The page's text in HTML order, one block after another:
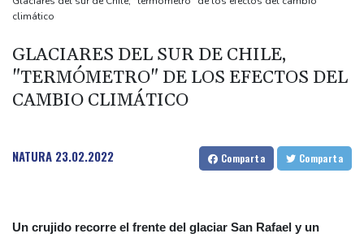
Arabia Saudita, Pakistán y Turquía firman un pacto de defensa
México y Perú restablecen sus relaciones diplomáticas tras una
disputa por asilo
EEUU pierde empleos, un golpe a las afirmaciones de Trump
España amenaza a Italia con "medidas" si no pone fin a los
climático
GLACIARES DEL SUR DE CHILE,
"TERMÓMETRO" DE LOS EFECTOS DEL
CAMBIO CLIMÁTICO
NATURA 23.02.2022 Comparta Comparta
Un crujido recorre el frente del glaciar San Rafael y un